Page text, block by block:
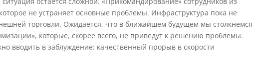
не устраняет основные проблемы. Инфраструктура пока не
торговли. Ожидается, что в ближайшем будущем мы столкнемся
которые, скорее всего, не приведут к решению проблемы.
вводить в заблуждение: качественный прорыв в скорости